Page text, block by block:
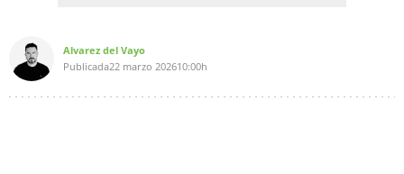
Alvarez del Vayo
Publicada22 marzo 202610:00h